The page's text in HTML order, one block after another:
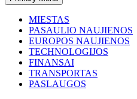
MIESTAS
PASAULIO NAUJIENOS
EUROPOS NAUJIENOS
TECHNOLOGIJOS
FINANSAI
TRANSPORTAS
PASLAUGOS